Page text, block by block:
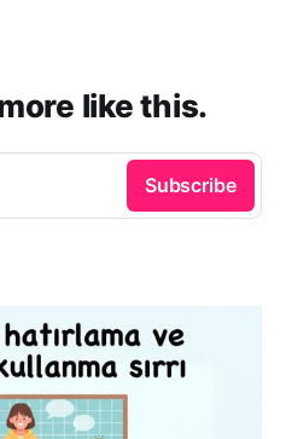
like this.
Subscribe